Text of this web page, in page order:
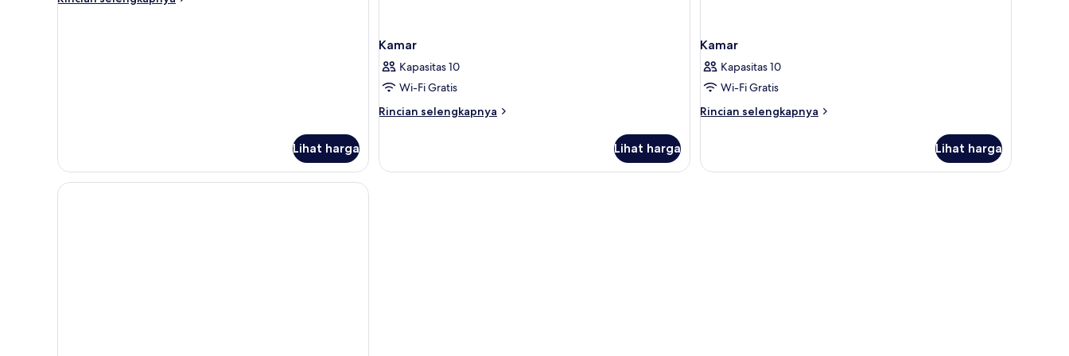
Lihat harga
Kamar
Kapasitas 10
Wi-Fi Gratis
Rincian selengkapnya
Rincian
Kamar
Lihat harga
Kamar
Kapasitas 10
Wi-Fi Gratis
Rincian selengkapnya
Rincian
Kamar
Lihat harga